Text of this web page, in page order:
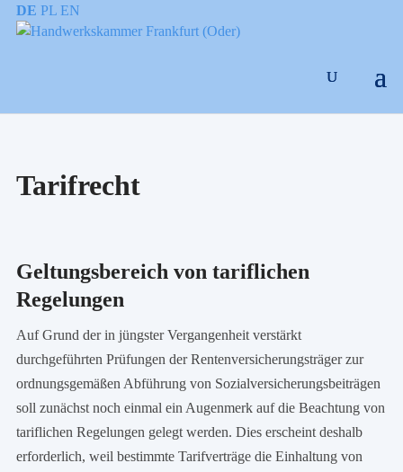
DE PL EN
Tarifrecht
Geltungsbereich von tariflichen
Regelungen
Auf Grund der in jüngster Vergangenheit verstärkt
durchgeführten Prüfungen der Rentenversicherungsträger zur
ordnungsgemäßen Abführung von Sozialversicherungsbeiträgen
soll zunächst noch einmal ein Augenmerk auf die Beachtung von
tariflichen Regelungen gelegt werden. Dies erscheint deshalb
erforderlich, weil bestimmte Tarifverträge die Einhaltung von